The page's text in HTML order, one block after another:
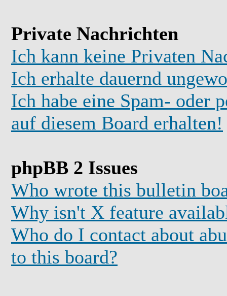
Private Nachrichten
Ich kann keine Privaten
Ich erhalte dauernd
Ich habe eine Spam- oder
auf diesem Board erhalten!
phpBB 2 Issues
Who wrote this bulletin
Why isn't X feature
Who do I contact about
to this board?